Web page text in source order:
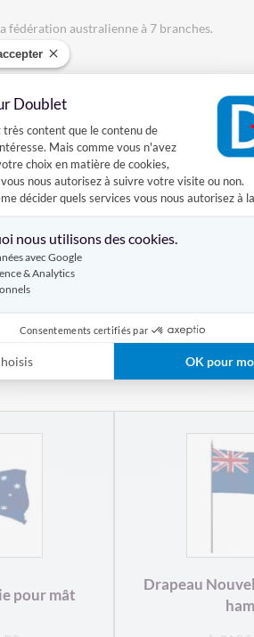
Doublet
de Gestion du
content que le contenu de
Mais comme vous n'avez
choix en matière de cookies,
nous autorisez à suivre votre visite ou non.
décider quels services vous nous autorisez à
nous utilisons des cookies.
avec Google
& Analytics
Consentements certifiés par
OK pour
fédération australienne à 7 branches.
(le Queensland, la Nouvelle-
(le Territoire de la capitale australienne et
DÉCOUVREZ AUSSI
Produits similaires
pour mât
Drapeau